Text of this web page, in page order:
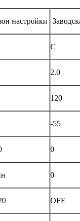
настройки
C
2.0
120
-55
0
0
OFF